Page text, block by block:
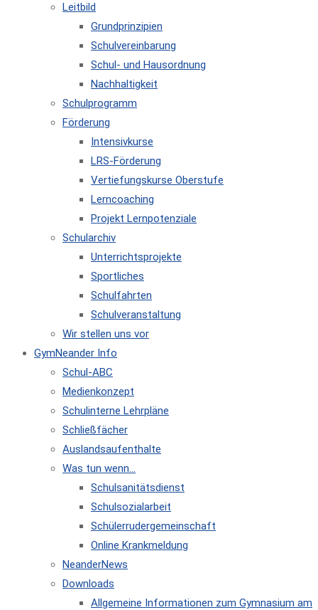
Leitbild
Grundprinzipien
Schulvereinbarung
Schul- und Hausordnung
Nachhaltigkeit
Schulprogramm
Förderung
Intensivkurse
LRS-Förderung
Vertiefungskurse Oberstufe
Lerncoaching
Projekt Lernpotenziale
Schularchiv
Unterrichtsprojekte
Sportliches
Schulfahrten
Schulveranstaltung
Wir stellen uns vor
GymNeander Info
Schul-ABC
Medienkonzept
Schulinterne Lehrpläne
Schließfächer
Auslandsaufenthalte
Was tun wenn…
Schulsanitätsdienst
Schulsozialarbeit
Schülerrudergemeinschaft
Online Krankmeldung
NeanderNews
Downloads
Allgemeine Informationen zum Gymnasium am